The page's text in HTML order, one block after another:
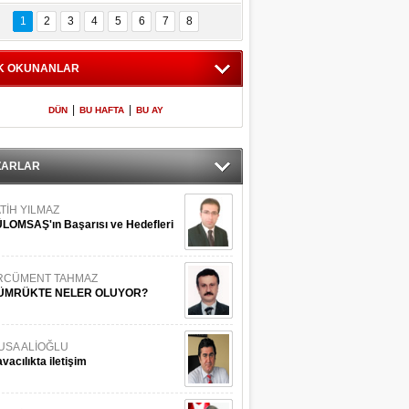
İstanbul
Adaları
600 milletvekilinin
listesi
1 2 3 4 5 6 7 8
OKUNANLAR
DÜN BU HAFTA BU AY
YILMAZ
Başarısı ve Hedefleri
TAHMAZ
NELER OLUYOR?
ALİOĞLU
iletişim